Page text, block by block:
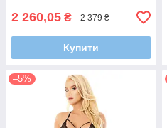
2 260,05 ₴ 2 379 ₴
Купити
–5%